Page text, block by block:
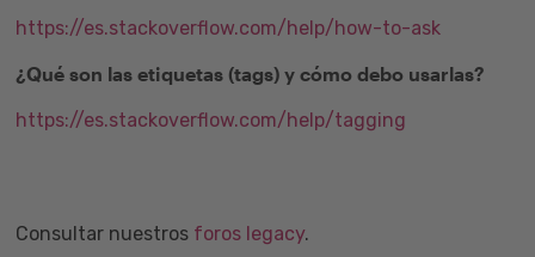
https://es.stackoverflow.com/help/how-to-ask
¿Qué son las etiquetas (tags) y cómo debo usarlas?
https://es.stackoverflow.com/help/tagging
Consultar nuestros foros legacy.